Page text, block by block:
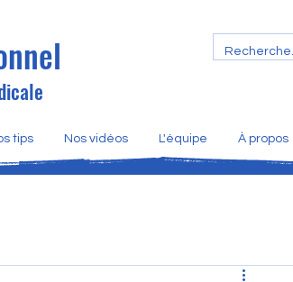
tips Nos vidéos L'équipe À propos